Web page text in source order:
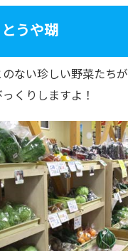
うや瑚
のない珍しい野菜たちが
くりしますよ！